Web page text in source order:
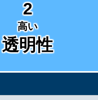
2
高い
透明性